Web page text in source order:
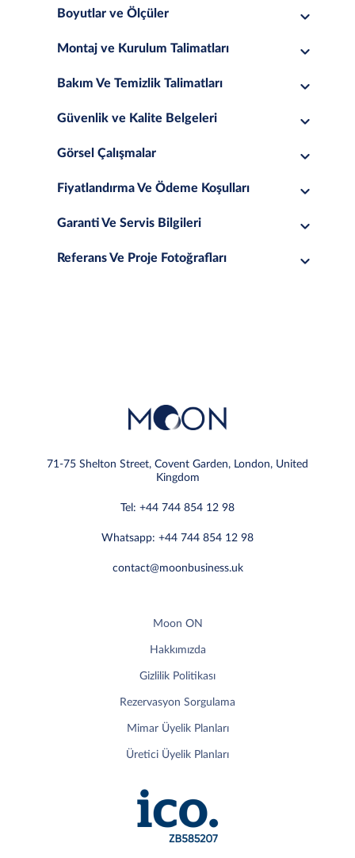
Boyutlar ve Ölçüler
Montaj ve Kurulum Talimatları
Bakım Ve Temizlik Talimatları
Güvenlik ve Kalite Belgeleri
Görsel Çalışmalar
Fiyatlandırma Ve Ödeme Koşulları
Garanti Ve Servis Bilgileri
Referans Ve Proje Fotoğrafları
71-75 Shelton Street, Covent Garden, London, United
Kingdom
Tel: +44 744 854 12 98
Whatsapp: +44 744 854 12 98
contact@moonbusiness.uk
Moon ON
Hakkımızda
Gizlilik Politikası
Rezervasyon Sorgulama
Mimar Üyelik Planları
Üretici Üyelik Planları